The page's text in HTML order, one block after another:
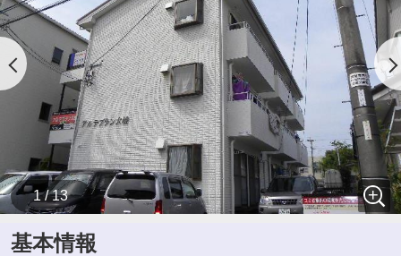
1 / 13
基本情報